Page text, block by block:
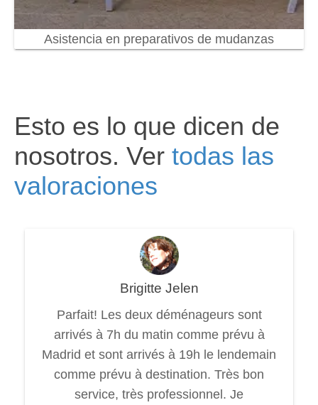
Asistencia en preparativos de mudanzas
Esto es lo que dicen de
nosotros. Ver todas las
valoraciones
Brigitte Jelen
Parfait! Les deux déménageurs sont
arrivés à 7h du matin comme prévu à
Madrid et sont arrivés à 19h le lendemain
comme prévu à destination. Très bon
service, très professionnel. Je